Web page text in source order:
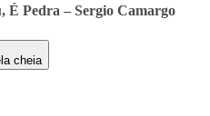
É Pedra – Sergio Camargo
cheia